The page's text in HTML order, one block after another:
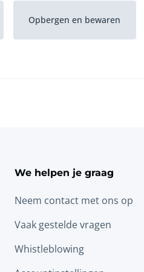
Opbergen en bewaren
We helpen je graag
Neem contact met ons op
Vaak gestelde vragen
Whistleblowing